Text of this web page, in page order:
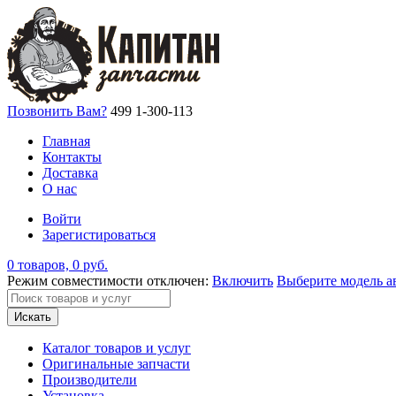
Позвонить Вам? 499 1-300-113
Главная
Контакты
Доставка
О нас
Войти
Зарегистироваться
0 товаров, 0 руб.
Режим совместимости отключен: Включить Выберите модель
Искать
Каталог товаров и услуг
Оригинальные запчасти
Производители